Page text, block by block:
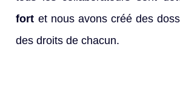
fort et nous avons créé des
des droits de chacun.